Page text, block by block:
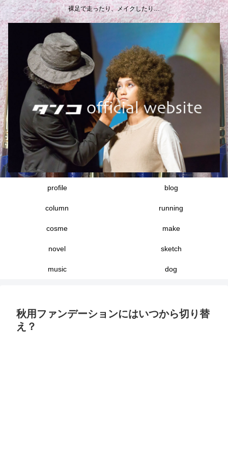
裸足で走ったり、メイクしたり…
profile blog
column running
cosme make
novel sketch
music dog
秋用ファンデーションにはいつから切り替
え？